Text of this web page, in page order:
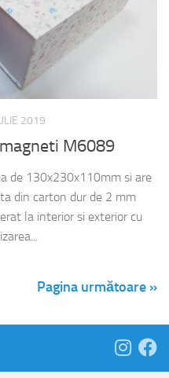
2019
M6089
de 130x230x110mm si are
din carton dur de 2 mm
la interior si exterior cu
Pagina următoare »